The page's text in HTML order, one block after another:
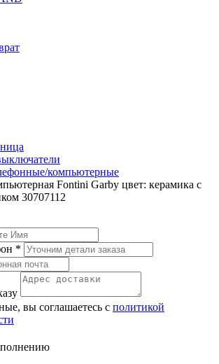
компьютерные
Fontini Garby цвет: керамика с
30707112
*
вы соглашаетесь с политикой